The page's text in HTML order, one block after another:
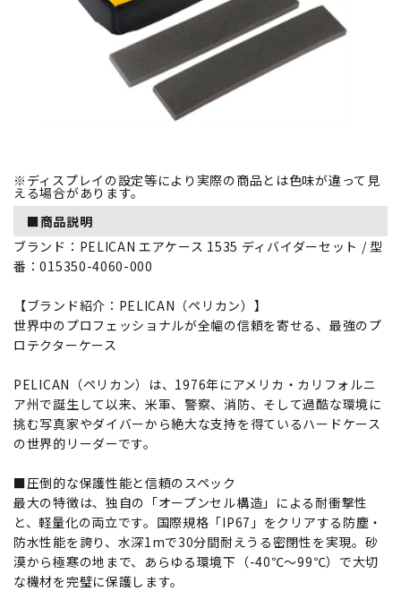
※ディスプレイの設定等により実際の商品とは色味が違って見
える場合があります。
■商品説明
ブランド：PELICAN エアケース 1535 ディバイダーセット / 型
番：015350-4060-000
【ブランド紹介：PELICAN（ペリカン）】
世界中のプロフェッショナルが全幅の信頼を寄せる、最強のプ
ロテクターケース
PELICAN（ペリカン）は、1976年にアメリカ・カリフォルニ
ア州で誕生して以来、米軍、警察、消防、そして過酷な環境に
挑む写真家やダイバーから絶大な支持を得ているハードケース
の世界的リーダーです。
■圧倒的な保護性能と信頼のスペック
最大の特徴は、独自の「オープンセル構造」による耐衝撃性
と、軽量化の両立です。国際規格「IP67」をクリアする防塵・
防水性能を誇り、水深1mで30分間耐えうる密閉性を実現。砂
漠から極寒の地まで、あらゆる環境下（-40℃～99℃）で大切
な機材を完璧に保護します。